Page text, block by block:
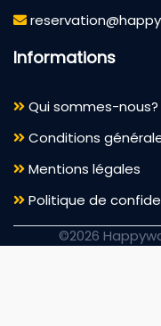
Informations
Qui sommes-nous?
Conditions
Mentions légales
Politique de
©2026